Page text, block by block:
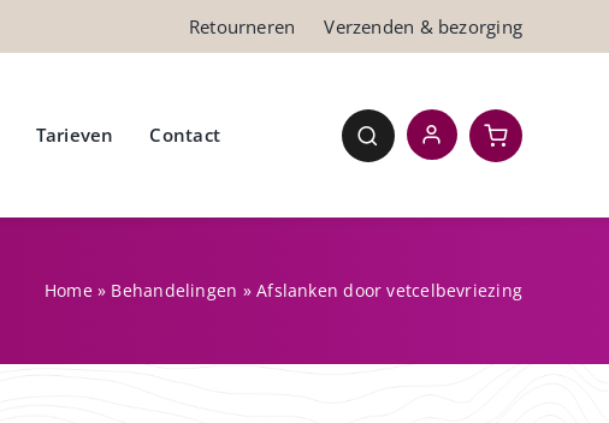
Retourneren Verzenden & bezorging
Tarieven Contact
Home» Behandelingen »Afslanken door vetcelbevriezing